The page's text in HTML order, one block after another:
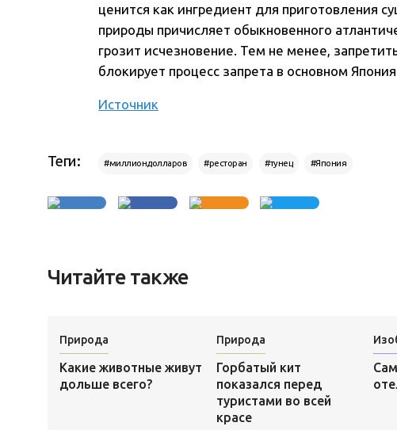
ценится как ингредиент для приготовления
природы причисляет обыкновенного
грозит исчезновение. Тем не менее,
блокирует процесс запрета в основном Япония.
Источник
Теги: #миллиондолларов #ресторан #тунец #Япония
Читайте также
Природа
Какие животные живут
дольше всего?
Природа
Горбатый кит
показался перед
туристами во всей
красе